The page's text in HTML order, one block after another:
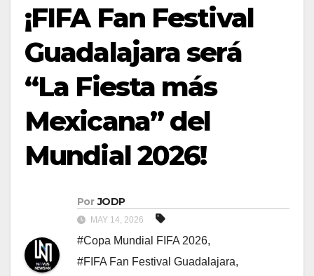
¡FIFA Fan Festival
Guadalajara será
“La Fiesta más
Mexicana” del
Mundial 2026!
Por JODP
MAY 14, 2026
#Copa Mundial FIFA 2026,
#FIFA Fan Festival Guadalajara,